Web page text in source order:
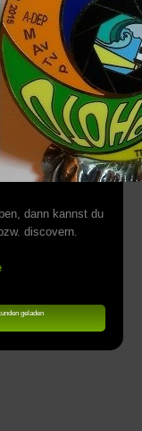
dann kannst du
discovern.
geladen